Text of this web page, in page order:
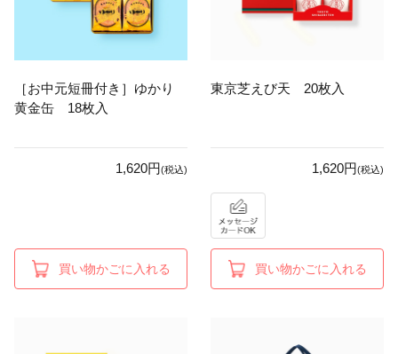
［お中元短冊付き］ゆかり
黄金缶 18枚入
1,620円(税込)
買い物かごに入れる
東京芝えび天 20枚入
1,620円(税込)
買い物かごに入れる